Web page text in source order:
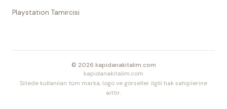
Playstation Tamircisi
© 2026 kapidanakitalim.com
kapidanakitalim.com
Sitede kullanılan tüm marka, logo ve görseller ilgili hak sahiplerine
aittir.